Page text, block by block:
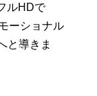
ルHDで
ーショナル
と導きま